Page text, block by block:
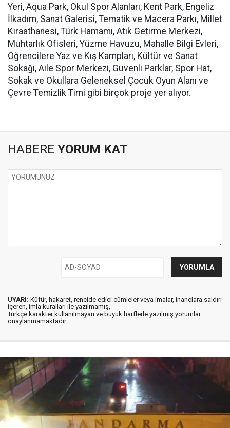
Yeri, Aqua Park, Okul Spor Alanları, Kent Park, Engeliz
İlkadım, Sanat Galerisi, Tematik ve Macera Parkı, Millet
Kıraathanesi, Türk Hamamı, Atık Getirme Merkezi,
Muhtarlık Ofisleri, Yüzme Havuzu, Mahalle Bilgi Evleri,
Öğrencilere Yaz ve Kış Kampları, Kültür ve Sanat
Sokağı, Aile Spor Merkezi, Güvenli Parklar, Spor Hat,
Sokak ve Okullara Geleneksel Çocuk Oyun Alanı ve
Çevre Temizlik Timi gibi birçok proje yer alıyor.
HABERE YORUM KAT
UYARI: Küfür, hakaret, rencide edici cümleler veya imalar, inançlara saldırı
içeren, imla kuralları ile yazılmamış,
Türkçe karakter kullanılmayan ve büyük harflerle yazılmış yorumlar
onaylanmamaktadır.